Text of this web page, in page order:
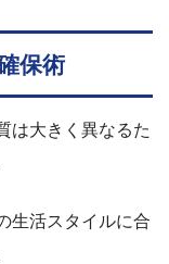
保術
は大きく異なるた
生活スタイルに合